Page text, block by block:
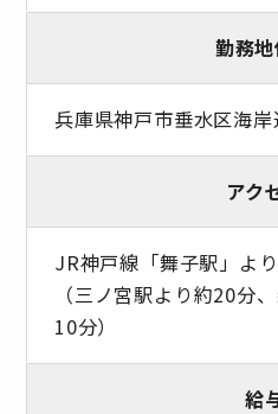
勤務
兵庫県神戸市垂水区海
アク
JR神戸線「舞子駅」よ
（三ノ宮駅より約20分
10分）
給